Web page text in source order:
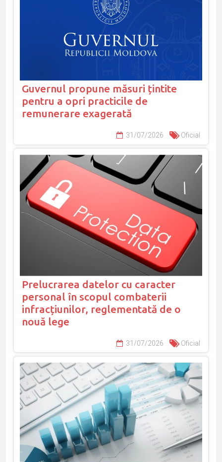
Guvernul propune măsuri țintite
pentru a opri practicile de
remunerare exagerată
31/07/2026 Oficial
Prelucrarea datelor cu caracter
personal în scopul combaterii
infracțiunilor, reglementată de o
nouă lege
31/07/2026 Oficial